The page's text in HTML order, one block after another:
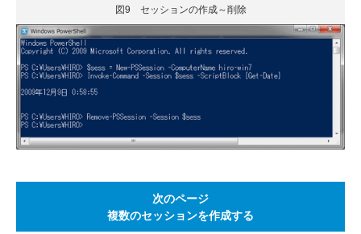
図9 セッションの作成～削除
次のページ
複数のセッションを作成する